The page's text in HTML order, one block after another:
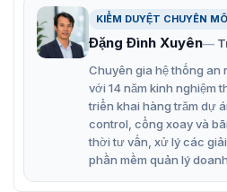
bán hàng hoặc bảo vệ sẽ đặt
từ cứng và áp lực để mở khóa.
được gỡ ra khỏi sản phẩm mà
làm tổn thương.
Hơn thế nữa, bộ gỡ khử từ tem
0919 còn nổi bật với các ưu
Thích ứng với hầu hết các
KIỂM DUYỆT CHUYÊN
Đặng Đình Xuyên
Chuyên gia hệ thống an
với 14 năm kinh nghiệm
triển khai hàng trăm dự
control, cổng xoay và
thời tư vấn, xử lý các
phần mềm quản lý